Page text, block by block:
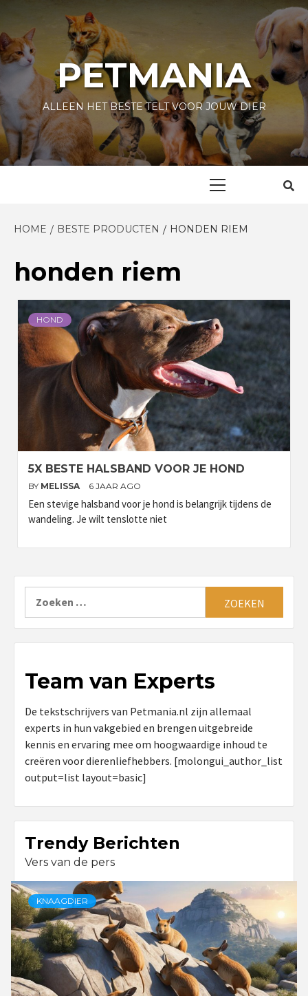
content
PETMANIA
ALLEEN HET BESTE TELT VOOR JOUW DIER
HOME BESTE PRODUCTEN HONDEN RIEM
honden riem
HOND
5X BESTE HALSBAND VOOR JE HOND
BY MELISSA 6 JAAR AGO
Een stevige halsband voor je hond is belangrijk tijdens de
wandeling. Je wilt tenslotte niet
Team van Experts
De tekstschrijvers van Petmania.nl zijn allemaal
experts in hun vakgebied en brengen uitgebreide
kennis en ervaring mee om hoogwaardige inhoud te
creëren voor dierenliefhebbers. [molongui_author_list
output=list layout=basic]
Trendy Berichten
Vers van de pers
KNAAGDIER